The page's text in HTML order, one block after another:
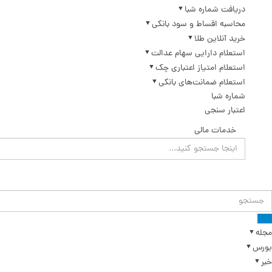
دریافت شماره شبا
محاسبه اقساط و سود بانکی
خرید آنلاین طلا
استعلام دارایی سهام عدالت
استعلام امتیاز اعتباری چک
استعلام ضمانت‌های بانکی
شماره شبا
اعتبار سنجی
خدمات مالی
مجله
بورس
خبر